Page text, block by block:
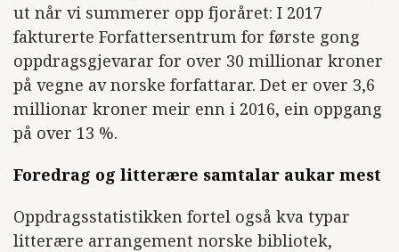
ut når vi summerer opp fjoråret: I 2017
fakturerte Forfattersentrum for første gong
oppdragsgjevarar for over 30 millionar kroner
på vegne av norske forfattarar. Det er over 3,6
millionar kroner meir enn i 2016, ein oppgang
på over 13 %.
Foredrag og litterære samtalar aukar mest
Oppdragsstatistikken fortel også kva typar
litterære arrangement norske bibliotek,